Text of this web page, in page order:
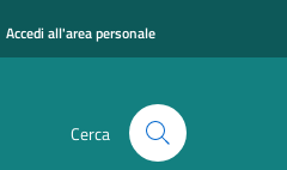
Accedi all'area personale
Cerca